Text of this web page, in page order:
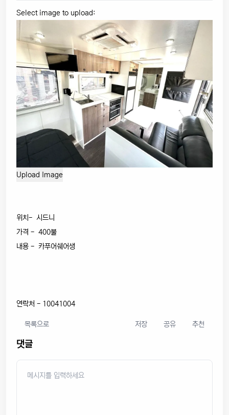
Select image to upload:
위치- 시드니
가격 - 400불
내용 - 카푸어쉐어생
연락처 - 10041004
목록으로 저장 공유 추천
댓글